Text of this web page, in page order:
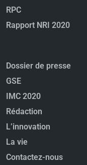
RPC
Rapport NRI 2020
Dossier de presse
GSE
IMC 2020
Rédaction
L’innovation
La vie
Contactez-nous